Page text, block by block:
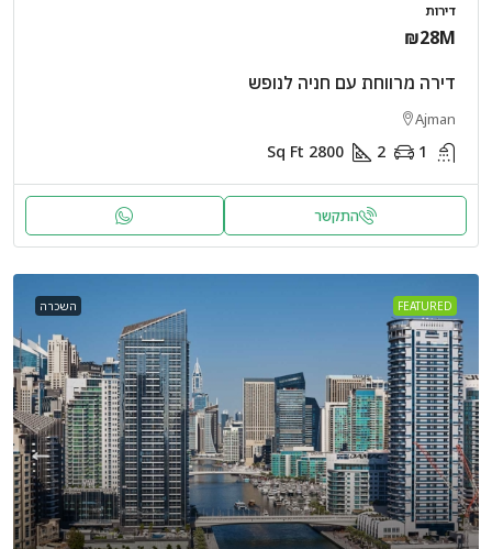
דירות
₪28M
דירה מרווחת עם חניה לנופש
Ajman
1
2
2800
Sq Ft
התקשר
FEATURED השכרה